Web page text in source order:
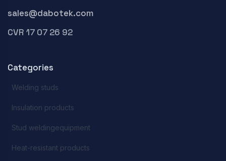
sales@dabotek.com
CVR 17 07 26 92
Categories
Welding studs
Insulation products
Stud weldingequipment
Heat-resistant products